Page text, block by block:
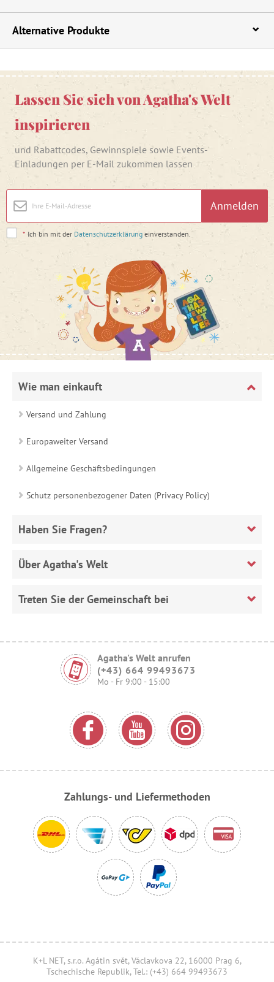
Alternative Produkte
Lassen Sie sich von Agatha's Welt
inspirieren
und Rabattcodes, Gewinnspiele sowie Events-
Einladungen per E-Mail zukommen lassen
Anmelden
* Ich bin mit der Datenschutzerklärung einverstanden.
Wie man einkauft
Versand und Zahlung
Europaweiter Versand
Allgemeine Geschäftsbedingungen
Schutz personenbezogener Daten (Privacy Policy)
Haben Sie Fragen?
Über Agatha's Welt
Treten Sie der Gemeinschaft bei
Agatha's Welt anrufen
(+43) 664 99493673
Mo - Fr 9:00 - 15:00
Zahlungs- und Liefermethoden
K+L NET, s.r.o. Agátin svět, Václavkova 22, 16000 Prag 6,
Tschechische Republik, Tel.: (+43) 664 99493673